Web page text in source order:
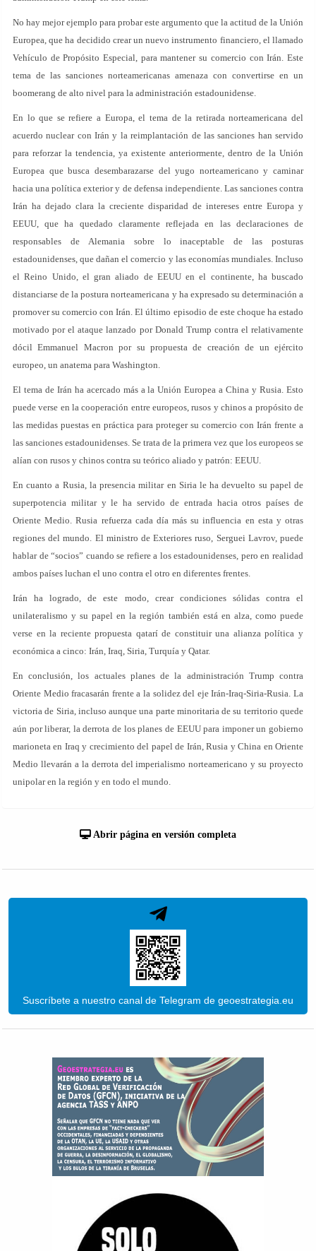
No hay mejor ejemplo para probar este argumento que la actitud de la Unión
Europea, que ha decidido crear un nuevo instrumento financiero, el llamado
Vehículo de Propósito Especial, para mantener su comercio con Irán. Este
tema de las sanciones norteamericanas amenaza con convertirse en un
boomerang de alto nivel para la administración estadounidense.
En lo que se refiere a Europa, el tema de la retirada norteamericana del
acuerdo nuclear con Irán y la reimplantación de las sanciones han servido
para reforzar la tendencia, ya existente anteriormente, dentro de la Unión
Europea que busca desembarazarse del yugo norteamericano y caminar
hacia una política exterior y de defensa independiente. Las sanciones contra
Irán ha dejado clara la creciente disparidad de intereses entre Europa y
EEUU, que ha quedado claramente reflejada en las declaraciones de
responsables de Alemania sobre lo inaceptable de las posturas
estadounidenses, que dañan el comercio y las economías mundiales. Incluso
el Reino Unido, el gran aliado de EEUU en el continente, ha buscado
distanciarse de la postura norteamericana y ha expresado su determinación a
promover su comercio con Irán. El último episodio de este choque ha estado
motivado por el ataque lanzado por Donald Trump contra el relativamente
dócil Emmanuel Macron por su propuesta de creación de un ejército
europeo, un anatema para Washington.
El tema de Irán ha acercado más a la Unión Europea a China y Rusia. Esto
puede verse en la cooperación entre europeos, rusos y chinos a propósito de
las medidas puestas en práctica para proteger su comercio con Irán frente a
las sanciones estadounidenses. Se trata de la primera vez que los europeos se
alían con rusos y chinos contra su teórico aliado y patrón: EEUU.
En cuanto a Rusia, la presencia militar en Siria le ha devuelto su papel de
superpotencia militar y le ha servido de entrada hacia otros países de
Oriente Medio. Rusia refuerza cada día más su influencia en esta y otras
regiones del mundo. El ministro de Exteriores ruso, Serguei Lavrov, puede
hablar de “socios” cuando se refiere a los estadounidenses, pero en realidad
ambos países luchan el uno contra el otro en diferentes frentes.
Irán ha logrado, de este modo, crear condiciones sólidas contra el
unilateralismo y su papel en la región también está en alza, como puede
verse en la reciente propuesta qatarí de constituir una alianza política y
económica a cinco: Irán, Iraq, Siria, Turquía y Qatar.
En conclusión, los actuales planes de la administración Trump contra
Oriente Medio fracasarán frente a la solidez del eje Irán-Iraq-Siria-Rusia. La
victoria de Siria, incluso aunque una parte minoritaria de su territorio quede
aún por liberar, la derrota de los planes de EEUU para imponer un gobierno
marioneta en Iraq y crecimiento del papel de Irán, Rusia y China en Oriente
Medio llevarán a la derrota del imperialismo norteamericano y su proyecto
unipolar en la región y en todo el mundo.
Abrir página en versión completa
Suscríbete a nuestro canal de Telegram de geoestrategia.eu